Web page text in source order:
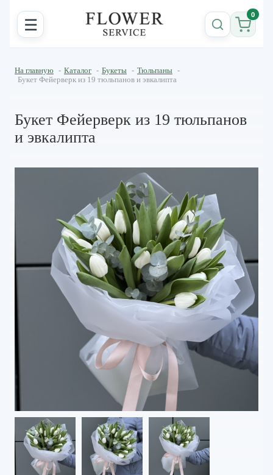
☰ 0
На главную - Каталог - Букеты - Тюльпаны -
Букет Фейерверк из 19 тюльпанов и эвкалипта
Букет Фейерверк из 19 тюльпанов
и эвкалипта